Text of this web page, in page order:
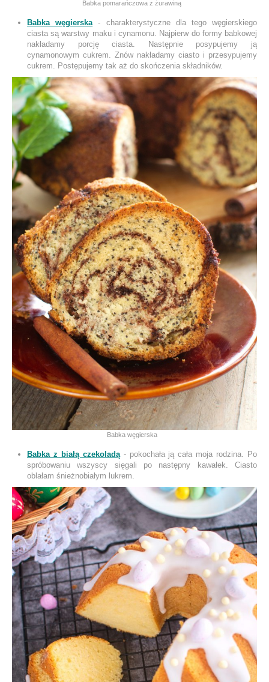
Babka pomarańczowa z żurawiną
Babka węgierska - charakterystyczne dla tego węgierskiego
ciasta są warstwy maku i cynamonu. Najpierw do formy babkowej
nakładamy porcję ciasta. Następnie posypujemy ją
cynamonowym cukrem. Znów nakładamy ciasto i przesypujemy
cukrem. Postępujemy tak aż do skończenia składników.
Babka węgierska
Babka z białą czekoladą- pokochała ją cała moja rodzina. Po
spróbowaniu wszyscy sięgali po następny kawałek. Ciasto
oblałam śnieżnobiałym lukrem.